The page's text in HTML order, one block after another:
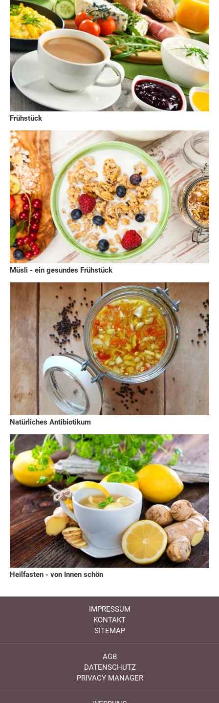
Frühstück
Müsli - ein gesundes Frühstück
Natürliches Antibiotikum
Heilfasten - von Innen schön
IMPRESSUM
KONTAKT
SITEMAP
AGB
DATENSCHUTZ
PRIVACY MANAGER